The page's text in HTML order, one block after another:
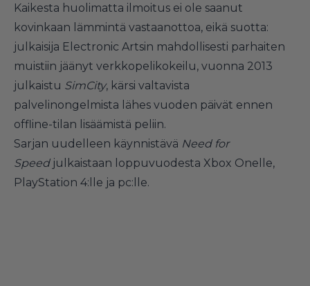
Kaikesta huolimatta ilmoitus ei ole saanut
kovinkaan lämmintä vastaanottoa, eikä suotta:
julkaisija Electronic Artsin mahdollisesti parhaiten
muistiin jäänyt verkkopelikokeilu, vuonna 2013
julkaistu SimCity, kärsi valtavista
palvelinongelmista lähes vuoden päivät ennen
offline-tilan lisäämistä peliin.
Sarjan uudelleen käynnistävä Need for
Speed julkaistaan loppuvuodesta Xbox Onelle,
PlayStation 4:lle ja pc:lle.